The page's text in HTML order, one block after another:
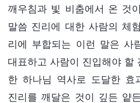
깨우침과 빛 비춤에서 온 것
말씀 진리에 대한 사람의 체
리에 부합되는 이런 말은 사
대표하고 사람이 진입해야 할
한 하나님 역사로 도달한 효
진리를 깨달은 것이 깊든 얕